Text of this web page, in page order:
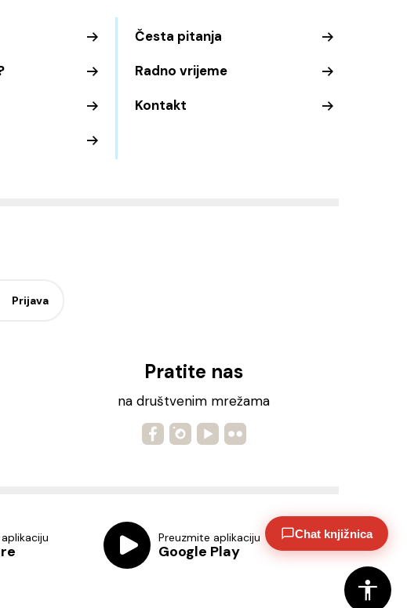
Česta pitanja
Radno vrijeme
Kontakt
Pratite nas
na društvenim mrežama
Preuzmite aplikaciju
Google Play
Chat knjižnica